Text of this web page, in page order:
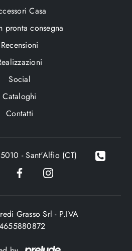
Casa
pronta consegna
Recensioni
Social
Cataloghi
Contatti
- Sant'Alfio (CT)
Grasso Srl - P.IVA